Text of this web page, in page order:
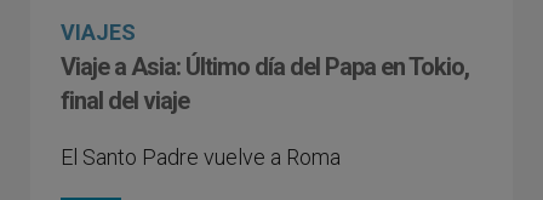
VIAJES
Viaje a Asia: Último día del Papa en Tokio,
final del viaje
El Santo Padre vuelve a Roma